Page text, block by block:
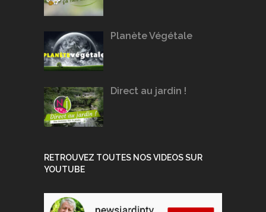
Planète Végétale
Direct au jardin !
RETROUVEZ TOUTES NOS VIDEOS SUR
YOUTUBE